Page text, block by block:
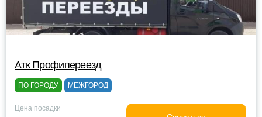
Атк Профипереезд
ПО ГОРОДУ МЕЖГОРОД
Цена посадки